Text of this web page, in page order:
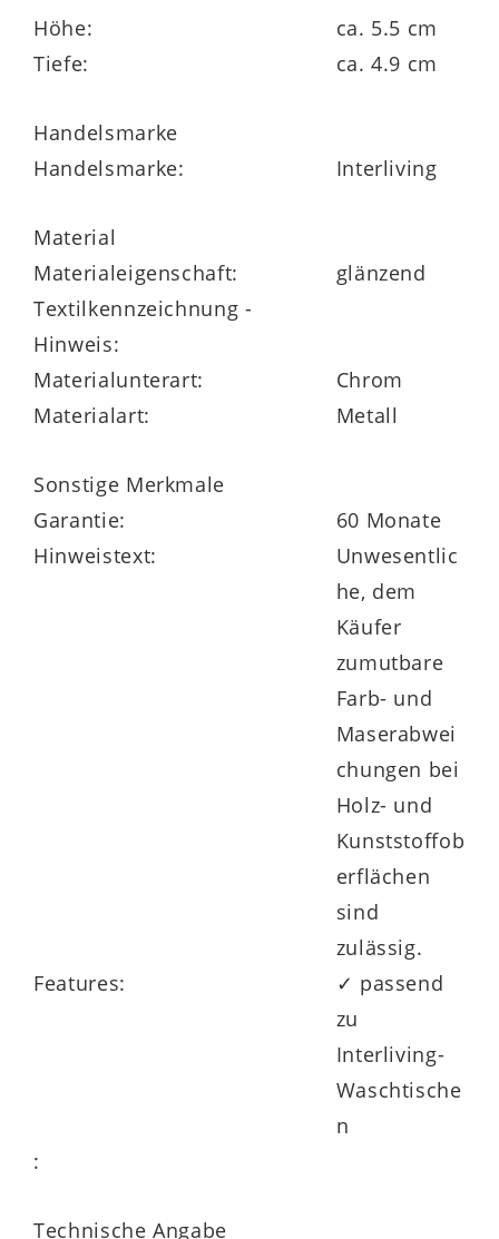
Hochwertiges Design – mit
Herstellergarantie
Neben der robusten Verarbeitung und der
eleganten Optik überzeugt der
Handtuchhalter durch seine langlebige
Qualität. Der Hersteller gewährt auf dieses
Badaccessoire eine
Herstellergarantie
, was für ein hohes
Materialqualität steht.
Höhe:
ca. 5.5 cm
Tiefe:
ca. 4.9 cm
Handelsmarke
Handelsmarke:
Interliving
Material
Materialeigenschaft:
glänzend
Textilkennzeichnung -
Hinweis:
Materialunterart:
Chrom
Materialart:
Metall
Sonstige Merkmale
Garantie:
60 Monate
Hinweistext:
Unwesentlic
he, dem
Käufer
zumutbare
Farb- und
Maserabwei
chungen bei
Holz- und
Kunststoffob
erflächen
sind
zulässig.
Features:
✓ passend
zu
Interliving-
Waschtische
n
:
Technische Angabe